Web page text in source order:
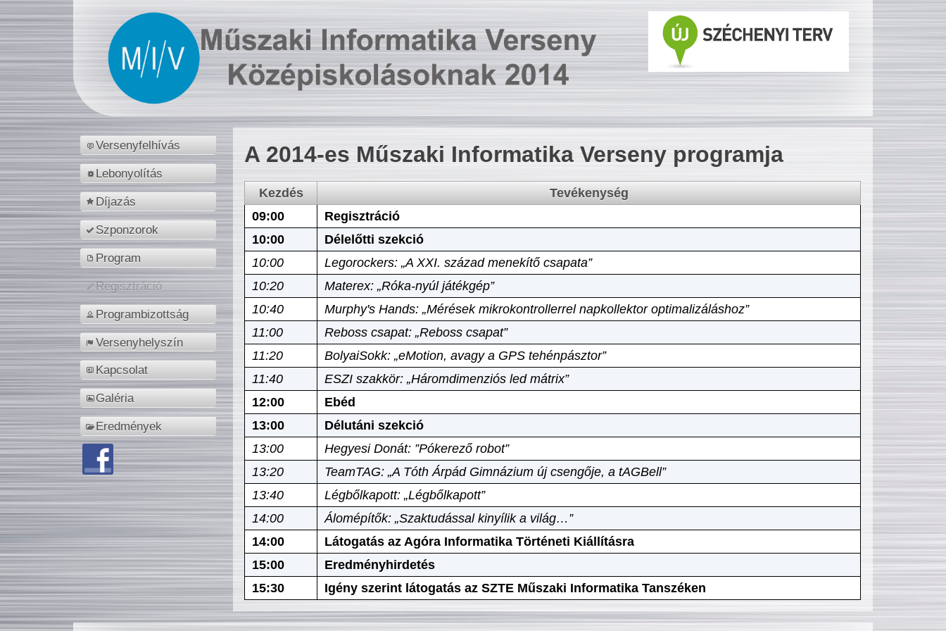
Versenyfelhívás
Lebonyolítás
Díjazás
Szponzorok
Program
Regisztráció
Programbizottság
Versenyhelyszín
Kapcsolat
Galéria
Eredmények
A 2014-es Műszaki Informatika Verseny programja
Kezdés
Tevékenység
09:00
Regisztráció
10:00
Délelőtti szekció
10:00
Legorockers: „A XXI. század menekítő csapata”
10:20
Materex: „Róka-nyúl játékgép”
10:40
Murphy's Hands: „Mérések mikrokontrollerrel napkollektor optimalizáláshoz”
11:00
Reboss csapat: „Reboss csapat”
11:20
BolyaiSokk: „eMotion, avagy a GPS tehénpásztor”
11:40
ESZI szakkör: „Háromdimenziós led mátrix”
12:00
Ebéd
13:00
Délutáni szekció
13:00
Hegyesi Donát: ”Pókerező robot”
13:20
TeamTAG: „A Tóth Árpád Gimnázium új csengője, a tAGBell”
13:40
Légbőlkapott: „Légbőlkapott”
14:00
Álomépítők: „Szaktudással kinyílik a világ…”
14:00
Látogatás az Agóra Informatika Történeti Kiállításra
15:00
Eredményhirdetés
15:30
Igény szerint látogatás az SZTE Műszaki Informatika Tanszéken